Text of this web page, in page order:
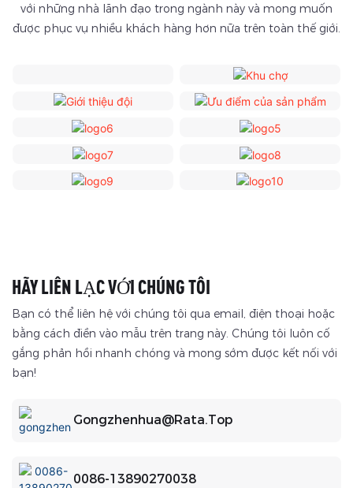
với những nhà lãnh đạo trong ngành này và mong muốn
được phục vụ nhiều khách hàng hơn nữa trên toàn thế giới.
HÃY LIÊN LẠC VỚI CHÚNG TÔI
Bạn có thể liên hệ với chúng tôi qua email, điện thoại hoặc
bằng cách điền vào mẫu trên trang này. Chúng tôi luôn cố
gắng phản hồi nhanh chóng và mong sớm được kết nối với
bạn!
Gongzhenhua@rata.top
0086-13890270038